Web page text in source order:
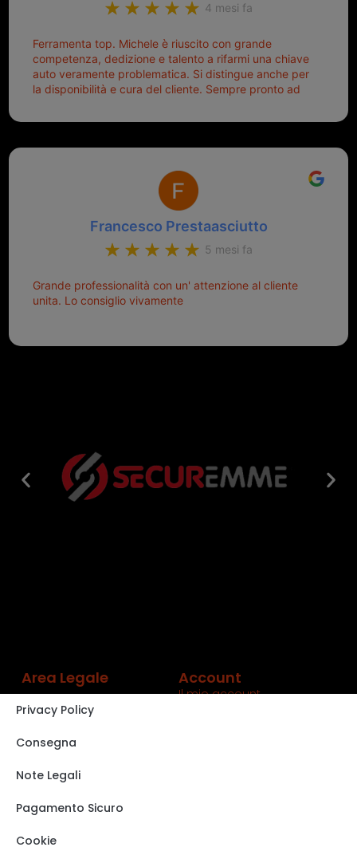
4 mesi fa
Ferramenta top. Michele è riuscito con grande
competenza, dedizione e talento a rifarmi una chiave
auto veramente problematica. Si distingue anche per
la disponibilità e cura del cliente. Sempre pronto ad
Francesco Prestaasciutto
5 mesi fa
Grande professionalità con un' attenzione al cliente
unita. Lo consiglio vivamente
Area Legale
Privacy Policy
Consegna
Note Legali
Pagamento Sicuro
Cookie
Account
Il mio account
VISITA IL NOSTRO